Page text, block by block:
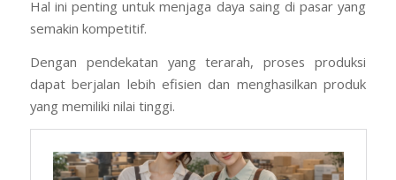
Hal ini penting untuk menjaga daya saing di pasar yang
semakin kompetitif.
Dengan pendekatan yang terarah, proses produksi
dapat berjalan lebih efisien dan menghasilkan produk
yang memiliki nilai tinggi.